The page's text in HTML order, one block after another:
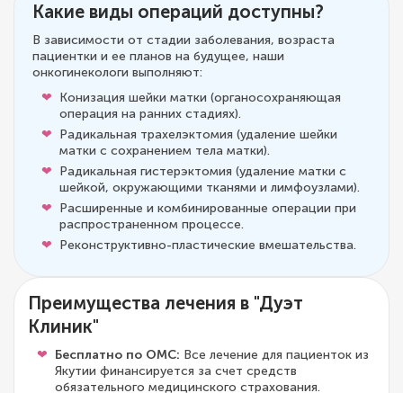
Какие виды операций доступны?
В зависимости от стадии заболевания, возраста
пациентки и ее планов на будущее, наши
онкогинекологи выполняют:
Конизация шейки матки (органосохраняющая
операция на ранних стадиях).
Радикальная трахелэктомия (удаление шейки
матки с сохранением тела матки).
Радикальная гистерэктомия (удаление матки с
шейкой, окружающими тканями и лимфоузлами).
Расширенные и комбинированные операции при
распространенном процессе.
Реконструктивно-пластические вмешательства.
Преимущества лечения в "Дуэт
Клиник"
Бесплатно по ОМС: Все лечение для пациенток из
Якутии финансируется за счет средств
обязательного медицинского страхования.